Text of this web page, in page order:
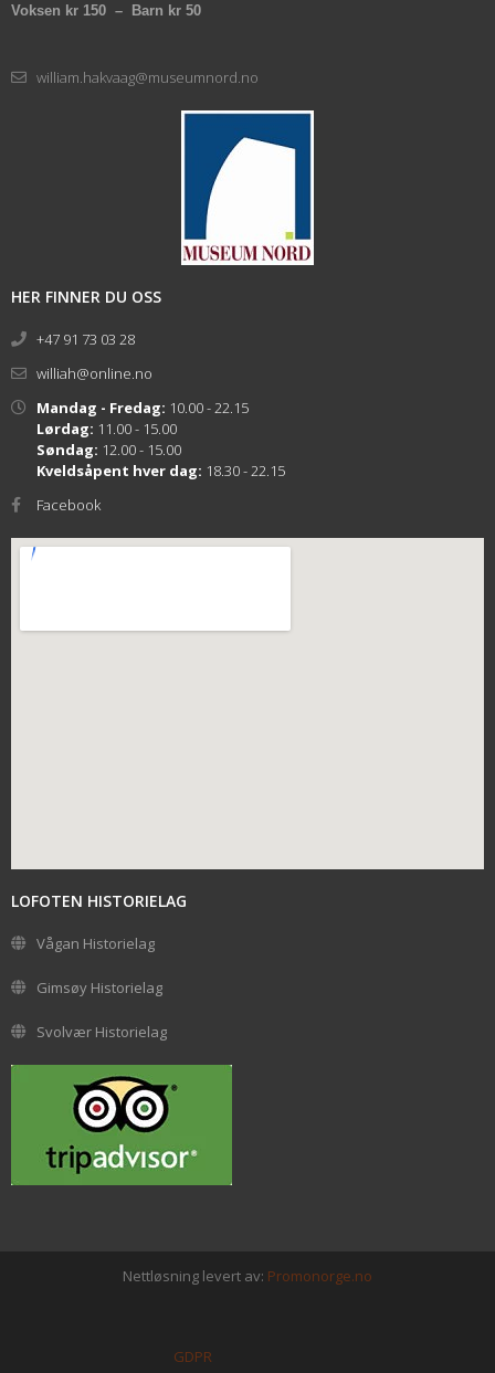
Voksen kr 150 – Barn kr 50
william.hakvaag@museumnord.no
HER FINNER DU OSS
+47 91 73 03 28
williah@online.no
Mandag - Fredag: 10.00 - 22.15
Lørdag: 11.00 - 15.00
Søndag: 12.00 - 15.00
Kveldsåpent hver dag: 18.30 - 22.15
Facebook
LOFOTEN HISTORIELAG
Vågan Historielag
Gimsøy Historielag
Svolvær Historielag
Nettløsning levert av: Promonorge.no
GDPR